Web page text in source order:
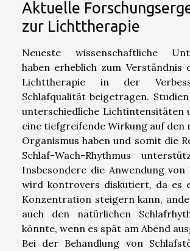
Aktuelle
zur Lichttherapie
Neueste wissenschaftliche
haben erheblich zum Verständnis
Lichttherapie in der
Schlafqualität beigetragen.
unterschiedliche Lichtintensitäten
eine tiefgreifende Wirkung auf den
Organismus haben und somit die
Schlaf-Wach-Rhythmus
Insbesondere die Anwendung von
wird kontrovers diskutiert, da es
Konzentration steigern kann,
auch den natürlichen
könnte, wenn es spät am Abend
Bei der Behandlung von